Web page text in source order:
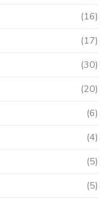
(16)
(17)
(30)
(20)
(6)
(4)
(5)
(5)